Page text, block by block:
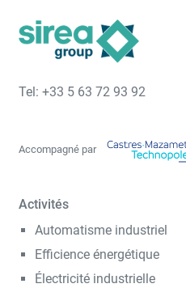
Tel: +33 5 63 72 93 92
Accompagné par
Activités
Automatisme industriel
Efficience énergétique
Électricité industrielle